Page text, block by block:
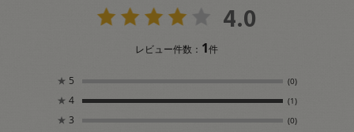
4.0
レビュー件数： 1件
★ 5 (0)
★ 4 (1)
★ 3 (0)